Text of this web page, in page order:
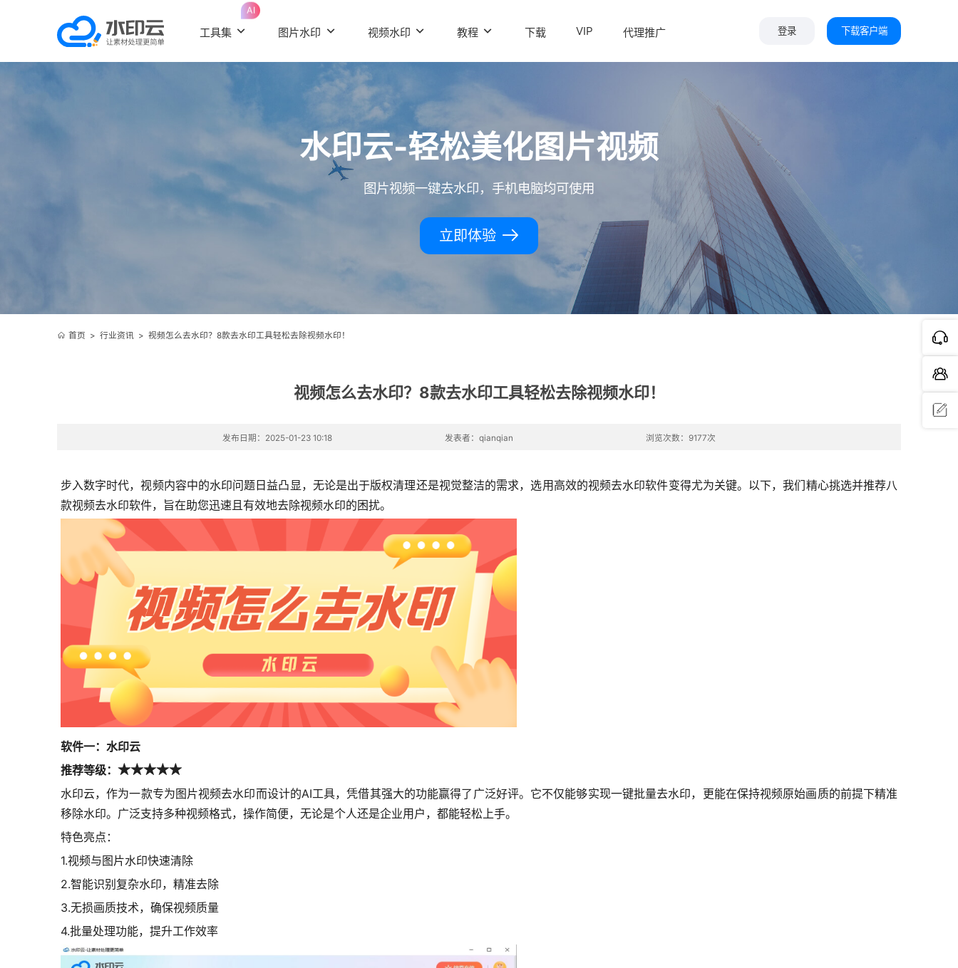
工具集
AI
图片水印 视频水印 教程 下载 VIP 代理推广 登录 下载客户端
水印云-轻松美化图片视频
图片视频一键去水印，手机电脑均可使用
立即体验
首页 > 行业资讯> 视频怎么去水印？8款去水印工具轻松去除视频水印！
视频怎么去水印？8款去水印工具轻松去除视频水印！
发布日期：2025-01-23 10:18 发表者：qianqian 浏览次数：9177次
步入数字时代，视频内容中的水印问题日益凸显，无论是出于版权清理还是视觉整洁的需求，选用高效的视频去水印软件变得尤为关键。以下，我们精心挑选并推荐八
款视频去水印软件，旨在助您迅速且有效地去除视频水印的困扰。
软件一：水印云
推荐等级： ★★★★★
水印云，作为一款专为图片视频去水印而设计的AI工具，凭借其强大的功能赢得了广泛好评。它不仅能够实现一键批量去水印，更能在保持视频原始画质的前提下精准
移除水印。广泛支持多种视频格式，操作简便，无论是个人还是企业用户，都能轻松上手。
特色亮点：
1.视频与图片水印快速清除
2.智能识别复杂水印，精准去除
3.无损画质技术，确保视频质量
4.批量处理功能，提升工作效率